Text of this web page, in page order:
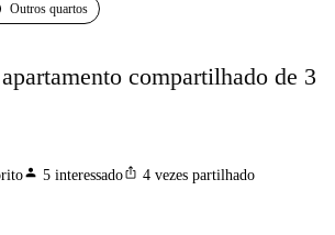
Outros quartos
compartilhado de 3
person 5 interessadoios_share 4 vezes partilhado